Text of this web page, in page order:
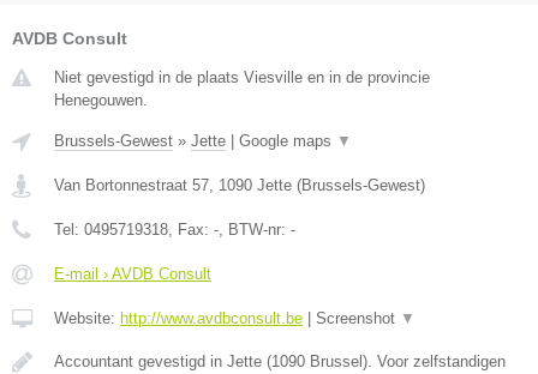
AVDB Consult
Niet gevestigd in de plaats Viesville en in de provincie
Henegouwen.
Brussels-Gewest » Jette | Google maps ▼
Van Bortonnestraat 57 1090 Jette (Brussels-Gewest)
Tel: 0495719318 , Fax: - , BTW-nr: -
E-mail › AVDB Consult
Website: http://www.avdbconsult.be | Screenshot ▼
Accountant gevestigd in Jette (1090 Brussel). Voor zelfstandigen